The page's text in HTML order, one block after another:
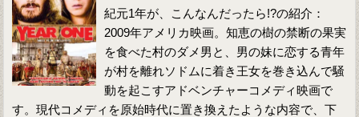
紀元1年が、こんなんだったら!?の紹介：
2009年アメリカ映画。知恵の樹の禁断の果実
を食べた村のダメ男と、男の妹に恋する青年
が村を離れソドムに着き王女を巻き込んで騒
動を起こすアドベンチャーコメディ映画で
す。現代コメディを原始時代に置き換えたような内容で、下